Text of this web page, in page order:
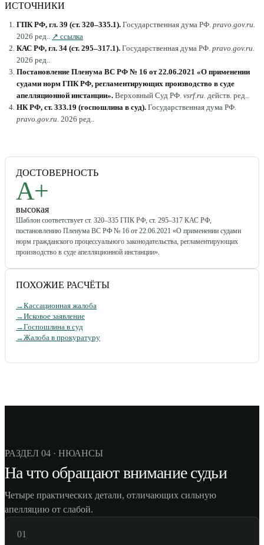
ИСТОЧНИКИ
ГПК РФ, гл. 39 (ст. 320–335.1). Государственная дума РФ. pravo.gov.ru.
2026 ред.. ↗ ссылка
КАС РФ, гл. 34 (ст. 295–317.1). Государственная дума РФ. pravo.gov.ru.
2026 ред..
Постановление Пленума ВС РФ № 16 от 22.06.2021 «О применении
судами норм ГПК РФ, регламентирующих производство в суде
апелляционной инстанции». Верховный Суд РФ. vsrf.ru. действ. ред..
НК РФ, ст. 333.19 (госпошлина в суд). Государственная дума РФ.
pravo.gov.ru. 2026 ред..
ДОСТОВЕРНОСТЬ
A+
высокая
Шаблон соответствует ст. 320–335 ГПК РФ, ст. 295–317 КАС РФ,
постановлению Пленума ВС РФ № 16 от 22.06.2021 «О применении судами
норм гражданского процессуального законодательства, регламентирующих
производство в суде апелляционной инстанции».
ПОХОЖИЕ РАСЧЁТЫ
→Кассационная жалоба
→Исковое заявление
→Госпошлина в суд
→Жалоба в прокуратуру
РАЗДЕЛ 04 · НЮАНСЫ
На что обращают внимание судьи
Четыре практических детали, отличающих сильную
апелляцию от слабой.
01